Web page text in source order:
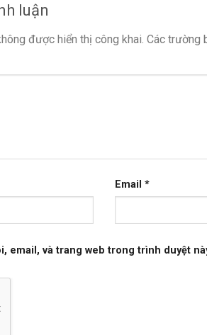
luận
được hiển thị công khai. Các trường
Email *
email, và trang web trong trình duyệt